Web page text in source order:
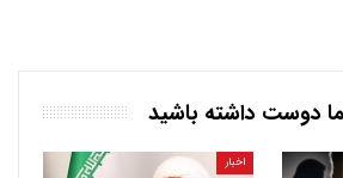
دوست داشته باشید
اخبار